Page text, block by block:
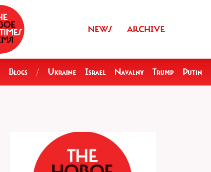
NEWS ARCHIVE
Blogs / Ukraine Israel Navalny Trump Putin